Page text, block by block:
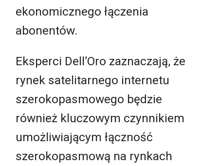
ekonomicznego łączenia
abonentów.
Eksperci Dell’Oro zaznaczają, że
rynek satelitarnego internetu
szerokopasmowego będzie
również kluczowym czynnikiem
umożliwiającym łączność
szerokopasmową na rynkach